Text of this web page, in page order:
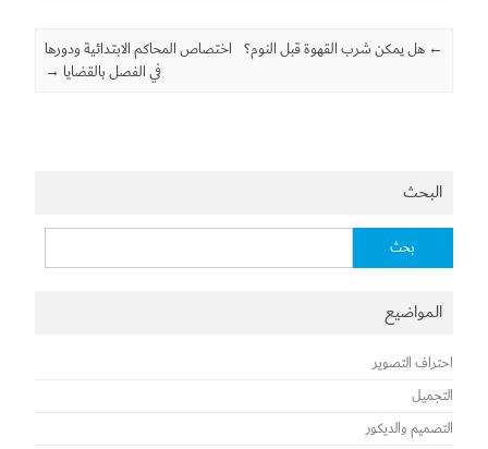
Post navigation
← هل يمكن شرب القهوة قبل النوم؟ اختصاص المحاكم الابتدائية ودورها
في الفصل بالقضايا →
البحث
المواضيع
احتراف التصوير
التجميل
التصميم والديكور